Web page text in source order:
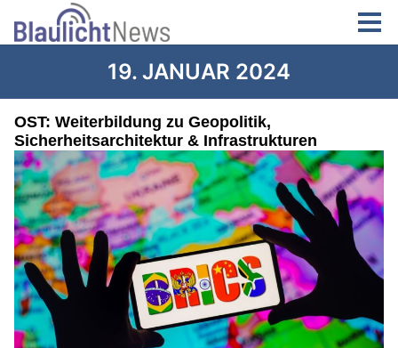
19. JANUAR 2024
OST: Weiterbildung zu Geopolitik,
Sicherheitsarchitektur & Infrastrukturen